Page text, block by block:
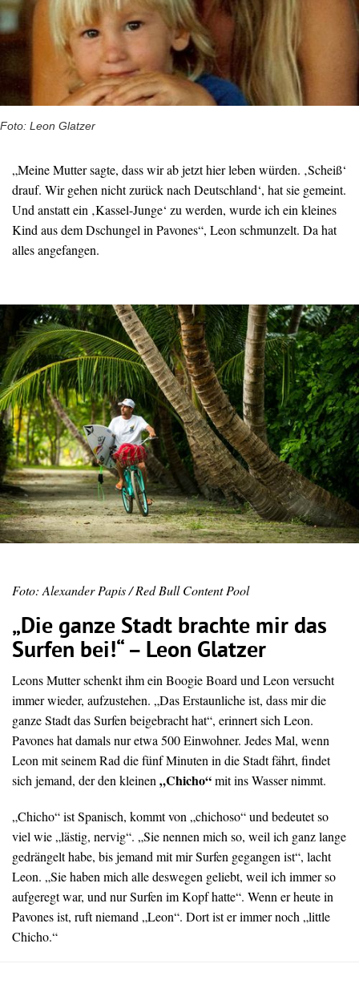
Foto: Leon Glatzer
„Meine Mutter sagte, dass wir ab jetzt hier leben würden. ‚Scheiß‘
drauf. Wir gehen nicht zurück nach Deutschland‘, hat sie gemeint.
Und anstatt ein ‚Kassel-Junge‘ zu werden, wurde ich ein kleines
Kind aus dem Dschungel in Pavones“, Leon schmunzelt. Da hat
alles angefangen.
Foto: Alexander Papis / Red Bull Content Pool
„Die ganze Stadt brachte mir das
Surfen bei!“ – Leon Glatzer
Leons Mutter schenkt ihm ein Boogie Board und Leon versucht
immer wieder, aufzustehen. „Das Erstaunliche ist, dass mir die
ganze Stadt das Surfen beigebracht hat“, erinnert sich Leon.
Pavones hat damals nur etwa 500 Einwohner. Jedes Mal, wenn
Leon mit seinem Rad die fünf Minuten in die Stadt fährt, findet
sich jemand, der den kleinen„Chicho“mit ins Wasser nimmt.
„Chicho“ ist Spanisch, kommt von „chichoso“ und bedeutet so
viel wie „lästig, nervig“. „Sie nennen mich so, weil ich ganz lange
gedrängelt habe, bis jemand mit mir Surfen gegangen ist“, lacht
Leon. „Sie haben mich alle deswegen geliebt, weil ich immer so
aufgeregt war, und nur Surfen im Kopf hatte“. Wenn er heute in
Pavones ist, ruft niemand „Leon“. Dort ist er immer noch „little
Chicho.“